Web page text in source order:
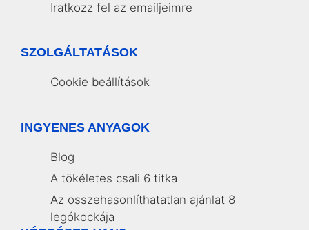
Iratkozz fel az emailjeimre
SZOLGÁLTATÁSOK
Cookie beállítások
INGYENES ANYAGOK
Blog
A tökéletes csali 6 titka
Az összehasonlíthatatlan ajánlat 8
legókockája